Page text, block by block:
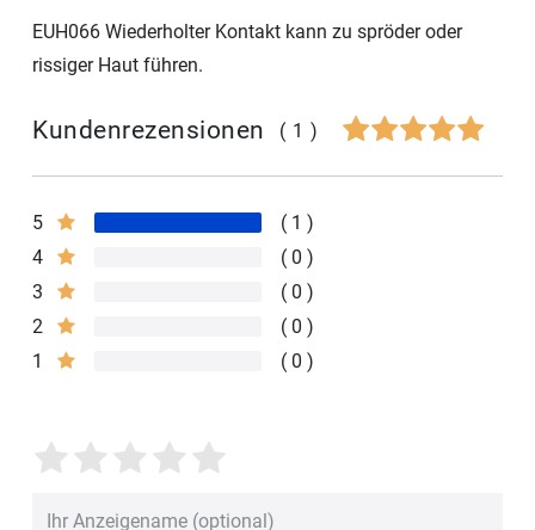
EUH066 Wiederholter Kontakt kann zu spröder oder
rissiger Haut führen.
Kundenrezensionen (1)
5
1
4
0
3
0
2
0
1
0